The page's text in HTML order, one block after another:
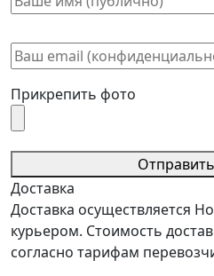
Прикрепить фото
Доставка
Доставка осуществляется
курьером. Стоимость
согласно тарифам